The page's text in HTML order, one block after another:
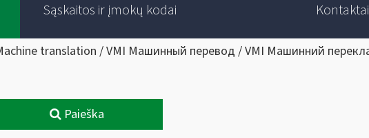
Sąskaitos ir įmokų kodai
translation / VMI Машинный перевод / VMI Машинний
Paieška